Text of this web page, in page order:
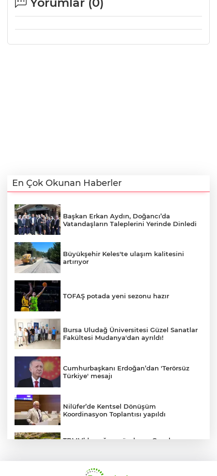
En Çok Okunan Haberler
Başkan Erkan Aydın, Doğancı’da
Vatandaşların Taleplerini Yerinde Dinledi
Büyükşehir Keles'te ulaşım kalitesini
artırıyor
TOFAŞ potada yeni sezonu hazır
Bursa Uludağ Üniversitesi Güzel Sanatlar
Fakültesi Mudanya'dan ayrıldı!
Cumhurbaşkanı Erdoğan’dan 'Terörsüz
Türkiye' mesajı
Nilüfer’de Kentsel Dönüşüm
Koordinasyon Toplantısı yapıldı
TBMM’de yoğun gündem... Çocuk